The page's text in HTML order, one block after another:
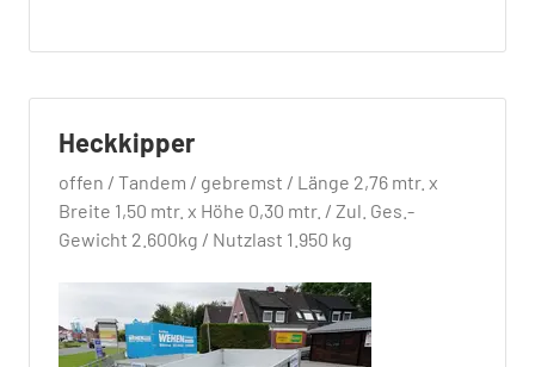
Heckkipper
offen / Tandem / gebremst / Länge 2,76 mtr. x
Breite 1,50 mtr. x Höhe 0,30 mtr. / Zul. Ges.-
Gewicht 2.600kg / Nutzlast 1.950 kg